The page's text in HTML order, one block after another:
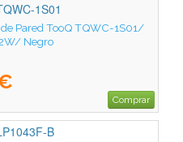
1S01
Pared TooQ TQWC-1S01/
Negro
Comprar
B